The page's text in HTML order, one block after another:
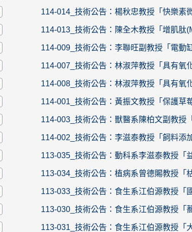
114-014_技術公告：楊秋忠教授「快樂素
114-013_技術公告：陳全木教授「增肌肽
114-009_技術公告：李聯旺副教授「電動
114-007_技術公告：林淑萍教授「具有氧
114-008_技術公告：林淑萍教授「具有氧
114-001_技術公告：黃振文教授「保護草
114-003_技術公告：獸醫系陳柏文副教授
114-002_技術公告：李滋泰教授「飼料添
113-035_技術公告：動科系李滋泰教授「
113-034_技術公告：植病系曾德賜教授「
113-033_技術公告：食生系江伯源教授「
113-030_技術公告：食生系江伯源教授「
113-031_技術公告：食生系江伯源教授「